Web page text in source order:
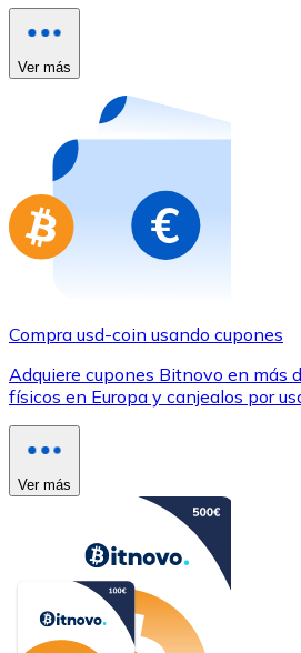
Nuevo
Compra tarjetas regalo de tus
Ir a la tienda de tarjetas regalo
Ver más
Compra usd-coin usando cupones
Adquiere cupones Bitnovo en más
físicos en Europa y canjealos por
Ver más